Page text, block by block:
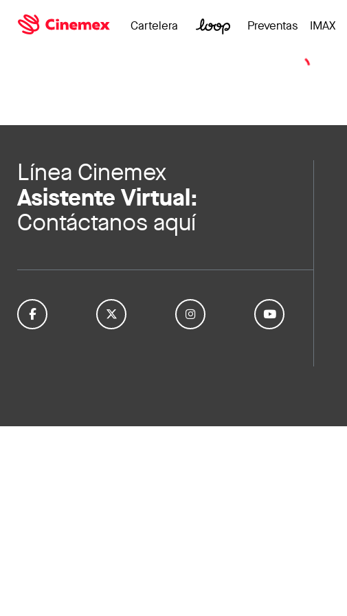
Cartelera Preventas IMAX
Línea Cinemex
Asistente Virtual:
Contáctanos aquí